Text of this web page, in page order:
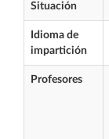
Situación
Idioma de
impartición
Profesores